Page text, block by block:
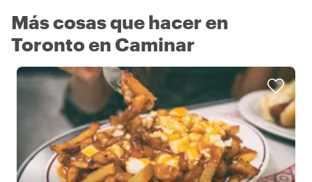
Más cosas que hacer en
Toronto en Caminar